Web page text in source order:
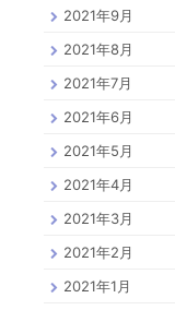
2021年9月
2021年8月
2021年7月
2021年6月
2021年5月
2021年4月
2021年3月
2021年2月
2021年1月